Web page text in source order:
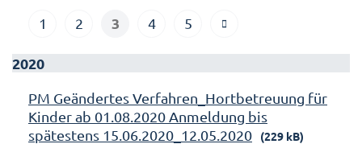
1 2 3 4 5
2020
PM Geändertes Verfahren_Hortbetreuung für
Kinder ab 01.08.2020 Anmeldung bis
spätestens 15.06.2020_12.05.2020
(229 kB)